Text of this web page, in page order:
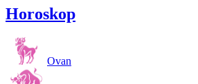
Horoskop
Ovan